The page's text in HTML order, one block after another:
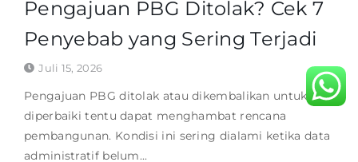
Pengajuan PBG Ditolak? Cek 7
Penyebab yang Sering Terjadi
Juli 15, 2026
Pengajuan PBG ditolak atau dikembalikan untuk
diperbaiki tentu dapat menghambat rencana
pembangunan. Kondisi ini sering dialami ketika data
administratif belum...